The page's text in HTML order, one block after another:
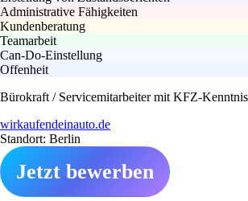
Administrative Fähigkeiten
Kundenberatung
Teamarbeit
Can-Do-Einstellung
Offenheit
Bürokraft / Servicemitarbeiter mit KFZ-
wirkaufendeinauto.de
Standort: Berlin
Jetzt bewerben